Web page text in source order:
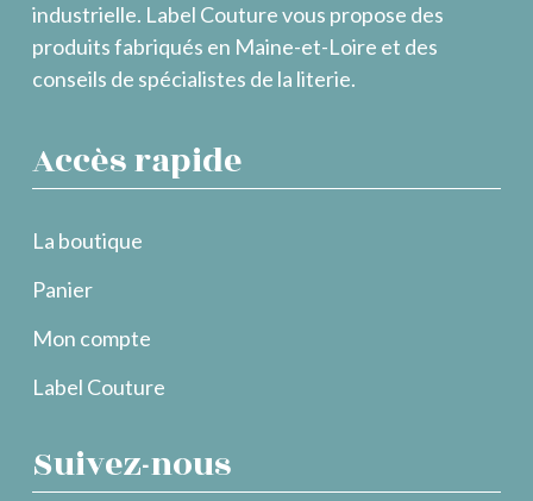
industrielle. Label Couture vous propose des
produits fabriqués en Maine-et-Loire et des
conseils de spécialistes de la literie.
Accès rapide
La boutique
Panier
Mon compte
Label Couture
Suivez-nous